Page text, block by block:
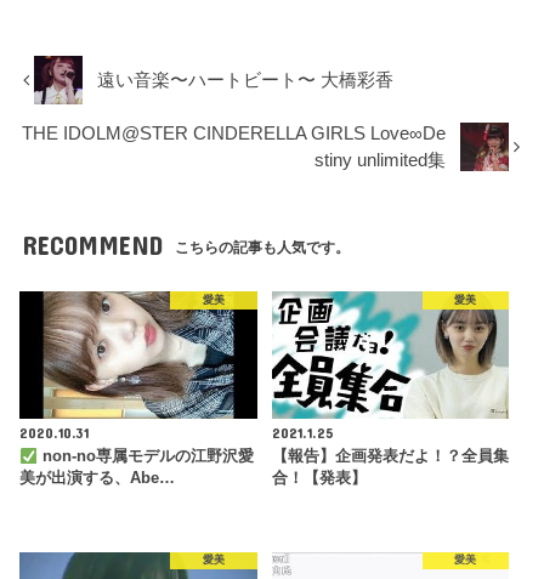
遠い音楽〜ハートビート〜 大橋彩香
THE IDOLM@STER CINDERELLA GIRLS Love∞De
stiny unlimited集
RECOMMEND こちらの記事も人気です。
愛美
2020.10.31
non-no専属モデルの江野沢愛
美が出演する、Abe…
愛美
2021.1.25
【報告】企画発表だよ！？全員集
合！【発表】
愛美 愛美